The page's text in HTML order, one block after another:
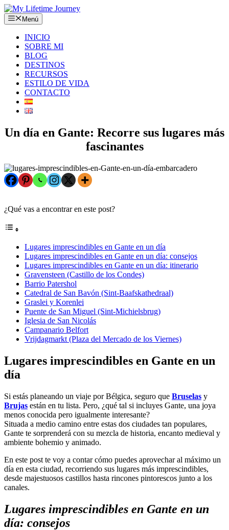
Saltar
al
contenido
Menú
INICIO
SOBRE MI
BLOG
DESTINOS
RECURSOS
ESTILO DE VIDA
CONTACTO
Un día en Gante: Recorre sus lugares más
fascinantes
¿Qué vas a encontrar en este post?
Lugares imprescindibles en Gante en un día
Lugares imprescindibles en Gante en un día: consejos
Lugares imprescindibles en Gante en un día: itinerario
Gravensteen (Castillo de los Condes)
Barrio Patershol
Catedral de San Bavón (Sint-Baafskathedraal)
Graslei y Korenlei
Puente de San Miguel (Sint-Michielsbrug)
Iglesia de San Nicolás
Campanario Belfort
Vrijdagmarkt (Plaza del Mercado de los Viernes)
Lugares imprescindibles en Gante en un
día
Si estás planeando un viaje por Bélgica, seguro que Bruselas y
Brujas están en tu lista. Pero, ¿qué tal si incluyes Gante, una joya
menos conocida pero igualmente interesante?
Situada a medio camino entre estas dos ciudades tan populares,
Gante te sorprenderá con su mezcla de historia, encanto medieval y
ambiente bohemio y animado.
En este post te voy a contar cómo puedes aprovechar al máximo un
día en esta ciudad, recorriendo sus lugares más imprescindibles,
desde majestuosos castillos hasta rincones pintorescos junto a los
canales.
Lugares imprescindibles en Gante en un
día: consejos